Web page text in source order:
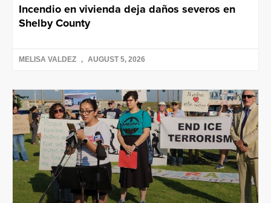
Incendio en vivienda deja daños severos en
Shelby County
MELISA VALDEZ AUGUST 5, 2026